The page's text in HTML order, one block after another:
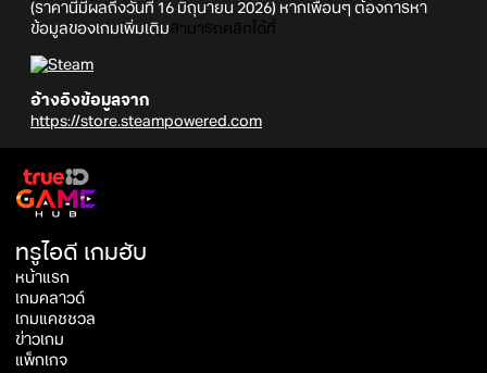
(ราคานี้มีผลถึงวันที่ 16 มิถุนายน 2026) หากเพื่อนๆ ต้องการหา
ข้อมูลของเกมเพิ่มเติมสามารถคลิกได้ที่
อ้างอิงข้อมูลจาก
https://store.steampowered.com
ทรูไอดี เกมฮับ
หน้าแรก
เกมคลาวด์
เกมแคชชวล
ข่าวเกม
แพ็กเกจ